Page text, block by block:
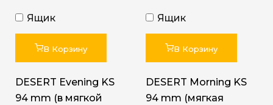
Ящик
В Корзину
DESERT Evening KS
94 mm (в мягкой
Ящик
В Корзину
DESERT Morning KS
94 mm (мягкая